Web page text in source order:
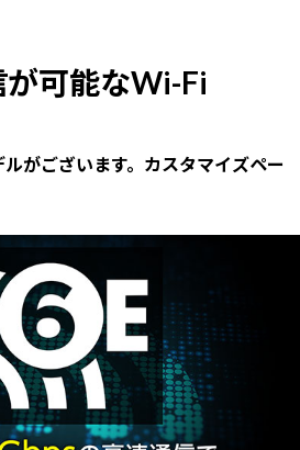
可能なWi-Fi
がございます。カスタマイズペー